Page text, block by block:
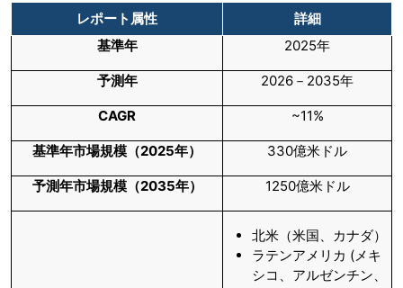
レポート属性
詳細
基準年
2025年
予測年 2026－2035年
CAGR ~11%
基準年市場規模（2025年） 330億米ドル
予測年市場規模（2035年） 1250億米ドル
北米（米国、カナダ）
ラテンアメリカ (メキ
シコ、アルゼンチン、